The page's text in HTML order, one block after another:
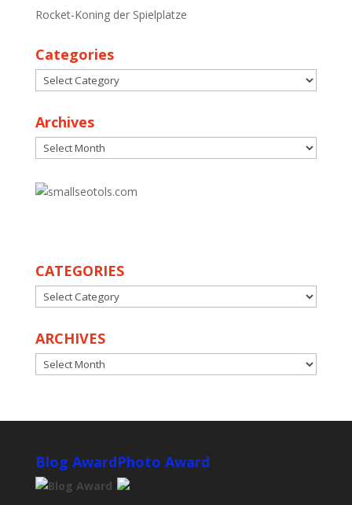
Rocket-Koning der Spielplatze
Categories
Categories
Archives
Archives
CATEGORIES
CATEGORIES
ARCHIVES
ARCHIVES
Blog AwardPhoto Award